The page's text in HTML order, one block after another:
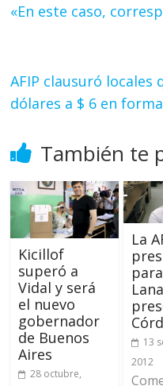
«En este caso,
AFIP clausuró locales
dólares a $ 6 en
También te
Kicillof
superó a
Vidal y será
el nuevo
gobernador
de Buenos
Aires
28 octubre,
La
13
2012